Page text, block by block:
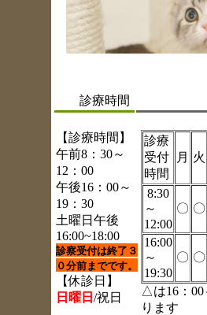
診療時間
【診療時間】
午前8：30～
12：00
午後16：00～
19：30
土曜日午後
16:00~18:00
診察受付は終了３
０分前までです。
【休診日】
日曜日 /祝日
診療
受付
時間
月 火
8:30
～
12:00
〇 〇
16:00
～
19:30
〇 〇
△は16：00
ります